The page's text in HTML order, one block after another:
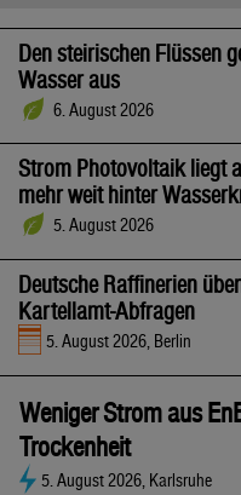
Den steirischen Flüssen
Wasser aus
6. August 2026
Strom Photovoltaik liegt
mehr weit hinter
5. August 2026
Deutsche Raffinerien
Kartellamt-Abfragen
5. August 2026, Berlin
Weniger Strom aus
Trockenheit
5. August 2026, Karlsruhe